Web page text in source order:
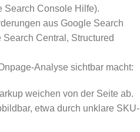
Search Console Hilfe).
aus Google Search
Central, Structured
Analyse sichtbar macht:
weichen von der Seite ab.
etwa durch unklare SKU-